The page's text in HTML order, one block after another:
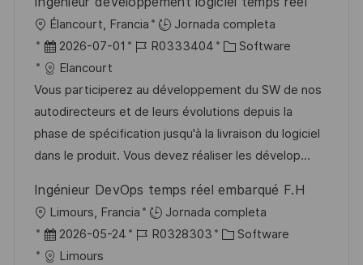
l
i
c
a
c
i
ó
n
U
b
c
a
c
i
n
Élancourt, Francia
Jornada completa
F
e
c
h
a
d
p
u
b
2026-07-01
I
d
e
e
m
l
e
o
R0333404
C
t
e
g
o
í
a
Software
Elancourt
Vous participerez au développement du SW de nos
autodirecteurs et de leurs évolutions depuis la
phase de spécification jusqu'à la livraison du logiciel
dans le produit. Vous devez réaliser les dévelop...
Ingénieur DevOps temps réel embarqué F.H
U
b
Limours, Francia
Jornada completa
F
e
2026-05-24
I
R0328303
C Software
Limours